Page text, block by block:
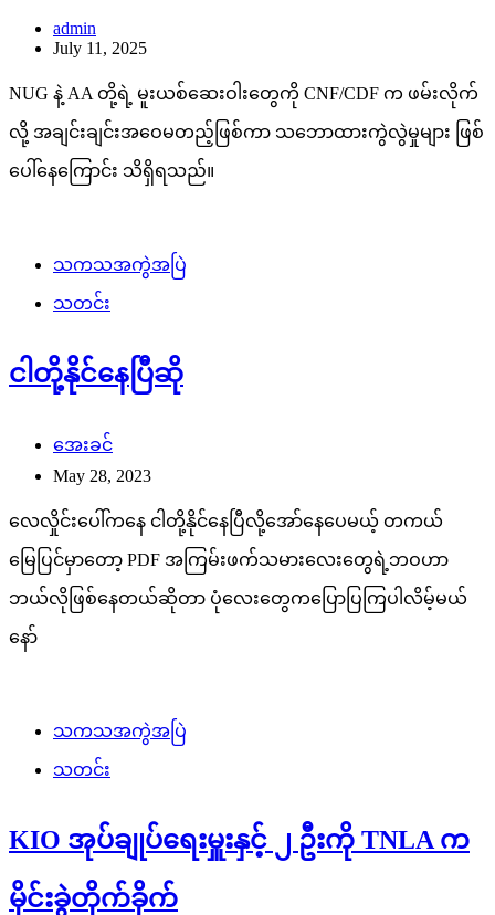
admin
July 11, 2025
NUG နဲ့ AA တို့ရဲ့ မူးယစ်ဆေးဝါးတွေကို CNF/CDF က ဖမ်းလိုက်
လို့ အချင်းချင်းအဝေမတည့်ဖြစ်ကာ သဘောထားကွဲလွဲမှုများ ဖြစ်
ပေါ်နေကြောင်း သိရှိရသည်။
သကသအကွဲအပြဲ
သတင်း
ငါတို့နိုင်နေပြီဆို
အေးခင်
May 28, 2023
လေလှိုင်းပေါ်ကနေ ငါတို့နိုင်နေပြီလို့အော်နေပေမယ့် တကယ်
မြေပြင်မှာတော့ PDF အကြမ်းဖက်သမားလေးတွေရဲ့ဘဝဟာ
ဘယ်လိုဖြစ်နေတယ်ဆိုတာ ပုံလေးတွေကပြောပြကြပါလိမ့်မယ်
နော်
သကသအကွဲအပြဲ
သတင်း
KIO အုပ်ချုပ်ရေးမှူးနှင့် ၂ ဦးကို TNLA က
မိုင်းခွဲတိုက်ခိုက်